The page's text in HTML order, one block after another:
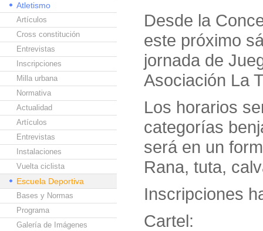
Atletismo
Artículos
Cross constitución
Entrevistas
Inscripciones
Milla urbana
Normativa
Actualidad
Artículos
Entrevistas
Instalaciones
Vuelta ciclista
Escuela Deportiva
Bases y Normas
Programa
Galería de Imágenes
Desde la
este próximo
jornada de
Asociación La
Los horarios
categorías
será en un
Rana, tuta,
Inscripciones
Cartel: